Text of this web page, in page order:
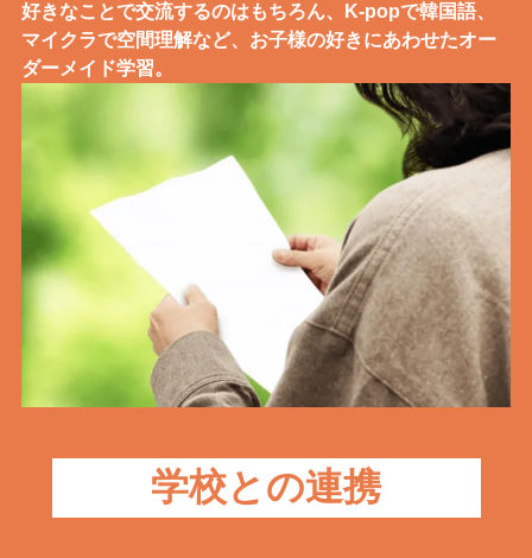
好きなことで交流するのはもちろん、K-popで韓国語、
マイクラで空間理解など、お子様の好きにあわせたオー
ダーメイド学習。
学校との連携